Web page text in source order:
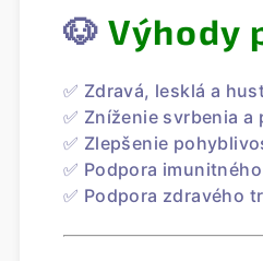
🐶Výhody
✅ Zdravá, lesklá a
✅ Zníženie svrbenia
✅ Zlepšenie
✅ Podpora
✅ Podpora zdravého